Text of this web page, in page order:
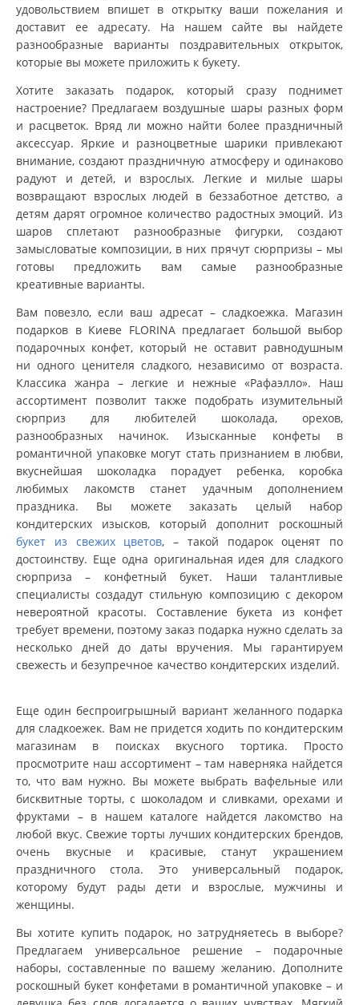
удовольствием впишет в открытку ваши пожелания и
доставит ее адресату. На нашем сайте вы найдете
разнообразные варианты поздравительных открыток,
которые вы можете приложить к букету.
Хотите заказать подарок, который сразу поднимет
настроение? Предлагаем воздушные шары разных форм
и расцветок. Вряд ли можно найти более праздничный
аксессуар. Яркие и разноцветные шарики привлекают
внимание, создают праздничную атмосферу и одинаково
радуют и детей, и взрослых. Легкие и милые шары
возвращают взрослых людей в беззаботное детство, а
детям дарят огромное количество радостных эмоций. Из
шаров сплетают разнообразные фигурки, создают
замысловатые композиции, в них прячут сюрпризы – мы
готовы предложить вам самые разнообразные
креативные варианты.
Вам повезло, если ваш адресат – сладкоежка. Магазин
подарков в Киеве FLORINA предлагает большой выбор
подарочных конфет, который не оставит равнодушным
ни одного ценителя сладкого, независимо от возраста.
Классика жанра – легкие и нежные «Рафаэлло». Наш
ассортимент позволит также подобрать изумительный
сюрприз для любителей шоколада, орехов,
разнообразных начинок. Изысканные конфеты в
романтичной упаковке могут стать признанием в любви,
вкуснейшая шоколадка порадует ребенка, коробка
любимых лакомств станет удачным дополнением
праздника. Вы можете заказать целый набор
кондитерских изысков, который дополнит роскошный
букет из свежих цветов, – такой подарок оценят по
достоинству. Еще одна оригинальная идея для сладкого
сюрприза – конфетный букет. Наши талантливые
специалисты создадут стильную композицию с декором
невероятной красоты. Составление букета из конфет
требует времени, поэтому заказ подарка нужно сделать за
несколько дней до даты вручения. Мы гарантируем
свежесть и безупречное качество кондитерских изделий.
Еще один беспроигрышный вариант желанного подарка
для сладкоежек. Вам не придется ходить по кондитерским
магазинам в поисках вкусного тортика. Просто
просмотрите наш ассортимент – там наверняка найдется
то, что вам нужно. Вы можете выбрать вафельные или
бисквитные торты, с шоколадом и сливками, орехами и
фруктами – в нашем каталоге найдется лакомство на
любой вкус. Свежие торты лучших кондитерских брендов,
очень вкусные и красивые, станут украшением
праздничного стола. Это универсальный подарок,
которому будут рады дети и взрослые, мужчины и
женщины.
Вы хотите купить подарок, но затрудняетесь в выборе?
Предлагаем универсальное решение – подарочные
наборы, составленные по вашему желанию. Дополните
роскошный букет конфетами в романтичной упаковке – и